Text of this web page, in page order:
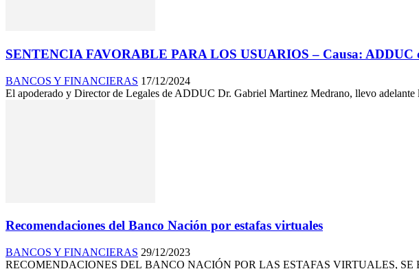
SENTENCIA FAVORABLE PARA LOS USUARIOS – Causa:
BANCOS Y FINANCIERAS 17/12/2024
El apoderado y Director de Legales de ADDUC Dr. Gabriel Martinez Medrano, llevo
Recomendaciones del Banco Nación por estafas virtuales
BANCOS Y FINANCIERAS 29/12/2023
RECOMENDACIONES DEL BANCO NACIÓN POR LAS ESTAFAS VIRTUALES,